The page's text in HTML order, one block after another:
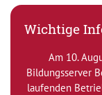
Wichtige
Am 10.
Bildungsserver
laufenden